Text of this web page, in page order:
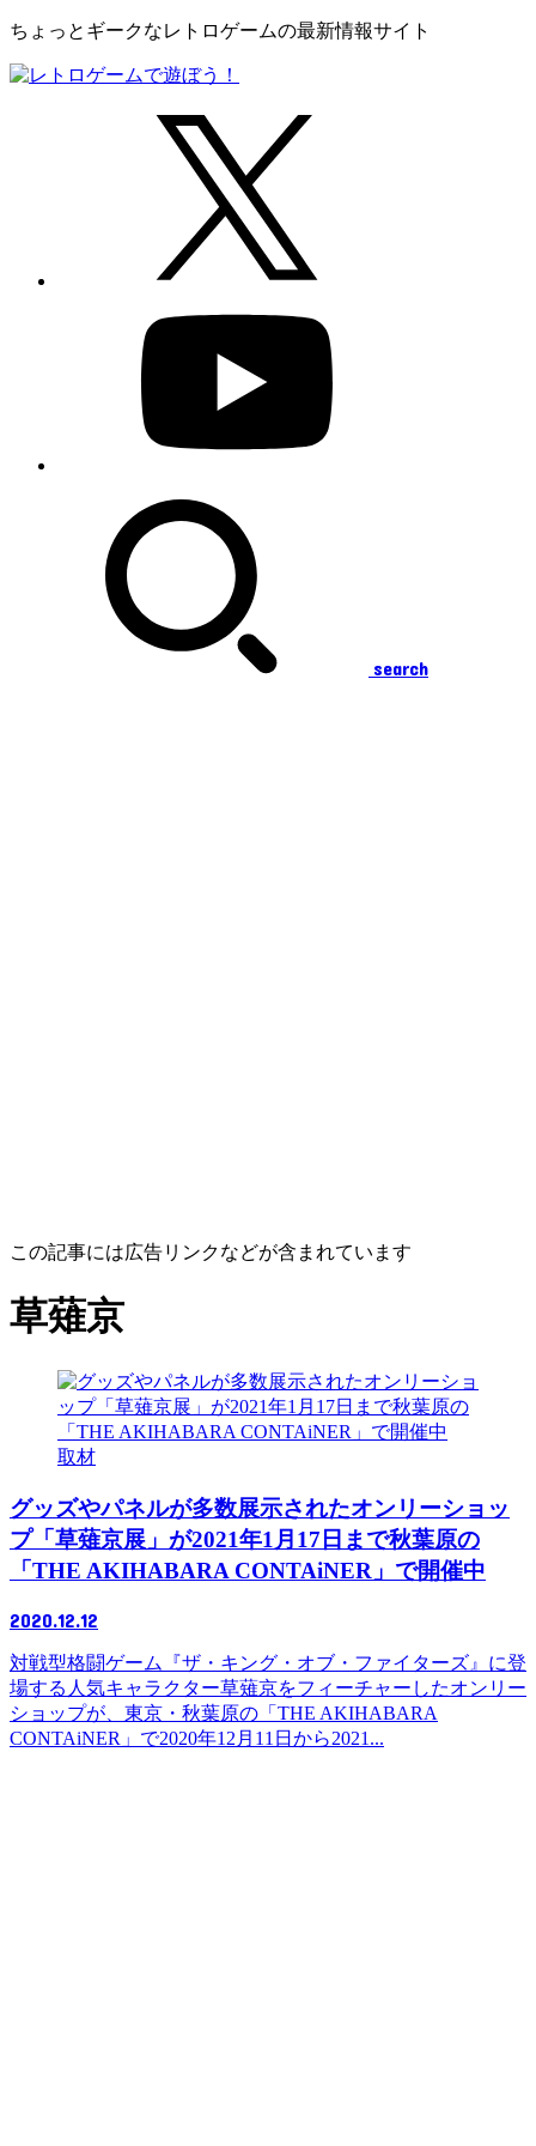
ちょっとギークなレトロゲームの最新情報サイト
search
この記事には広告リンクなどが含まれています
草薙京
取材
グッズやパネルが多数展示されたオンリーショッ
プ「草薙京展」が2021年1月17日まで秋葉原の
「THE AKIHABARA CONTAiNER」で開催中
2020.12.12
対戦型格闘ゲーム『ザ・キング・オブ・ファイターズ』に登
場する人気キャラクター草薙京をフィーチャーしたオンリー
ショップが、東京・秋葉原の「THE AKIHABARA
CONTAiNER」で2020年12月11日から2021...